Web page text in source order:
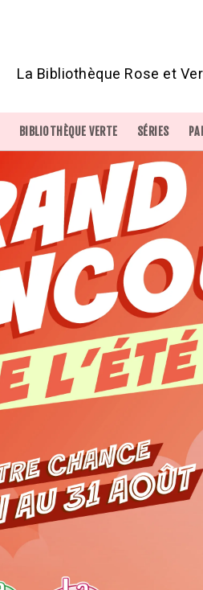
La Bibliothèque Rose et
BIBLIOTHÈQUE VERTE SÉRIES